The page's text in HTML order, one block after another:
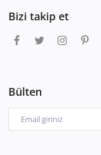
Bizi takip et
Bülten